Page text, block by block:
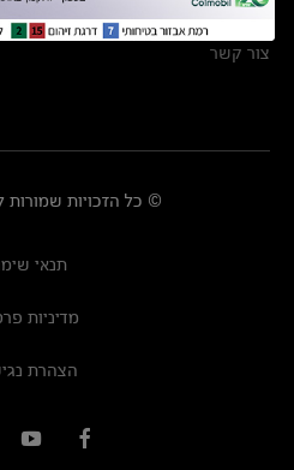
מרכזי שירות
צור קשר
© כל הזכויות שמורות
תנאי
מדיניות
הצהרת